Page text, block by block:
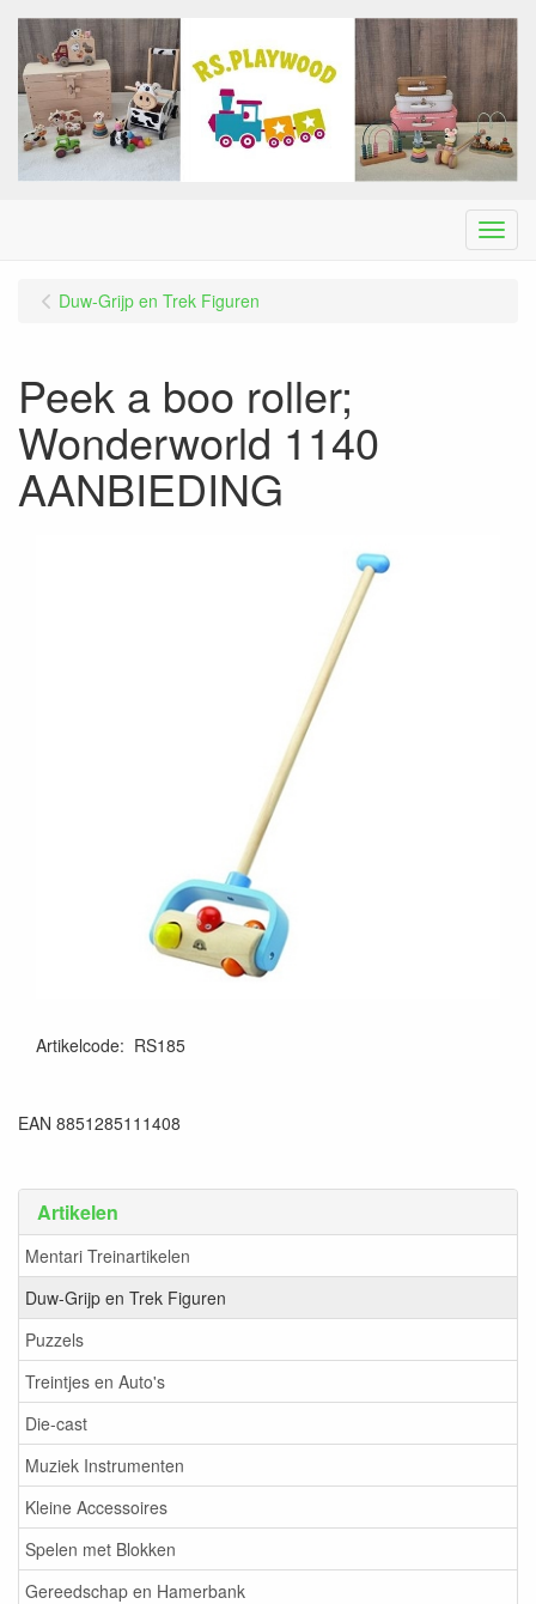
Menu
Artikelen
Mentari Treinartikelen
Duw-Grijp en Trek Figuren
Puzzels
Treintjes en Auto's
Die-cast
Muziek Instrumenten
Kleine Accessoires
Spelen met Blokken
Gereedschap en Hamerbank
Duw-Grijp en Trek Figuren
Peek a boo roller;
Wonderworld 1140
AANBIEDING
Artikelcode: RS185
EAN 8851285111408